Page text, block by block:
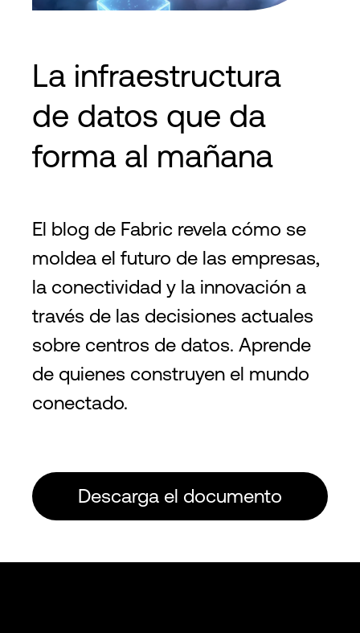
La infraestructura
de datos que da
forma al mañana
El blog de Fabric revela cómo se
moldea el futuro de las empresas,
la conectividad y la innovación a
través de las decisiones actuales
sobre centros de datos. Aprende
de quienes construyen el mundo
conectado.
Descarga el documento